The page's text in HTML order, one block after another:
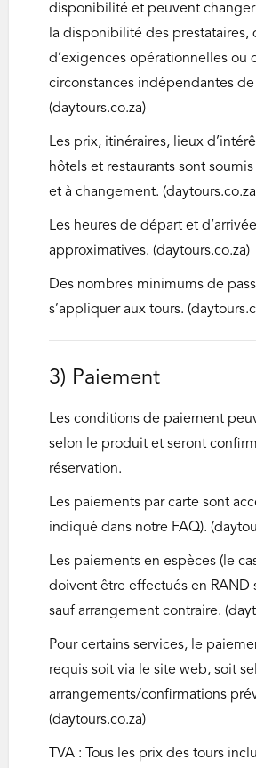
disponibilité et peuvent
la disponibilité des prestataires,
d’exigences opérationnelles ou
circonstances indépendantes
(daytours.co.za)
Les prix, itinéraires, lieux
hôtels et restaurants sont
et à changement.
Les heures de départ et
approximatives. (daytours.co.za)
Des nombres minimums de
s’appliquer aux tours.
3) Paiement
Les conditions de paiement
selon le produit et seront
réservation.
Les paiements par carte sont
indiqué dans notre FAQ).
Les paiements en espèces (le
doivent être effectués en RAND
sauf arrangement contraire.
Pour certains services, le
requis soit via le site web, soit
arrangements/confirmations
(daytours.co.za)
TVA : Tous les prix des tours